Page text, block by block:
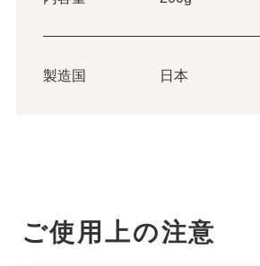
製造国 日本
ご使用上の注意